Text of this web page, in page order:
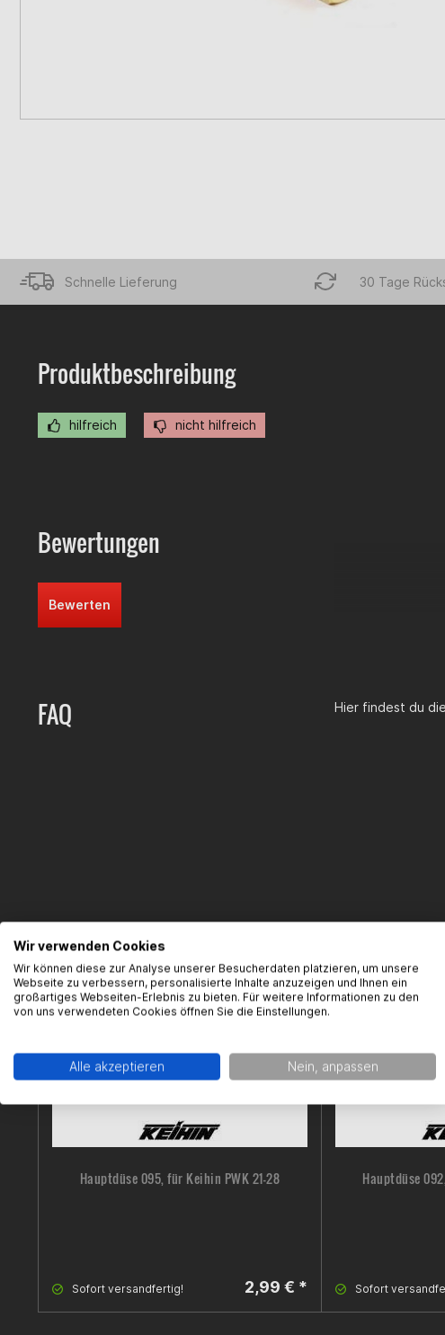
Schnelle Lieferung 30 Tage
Produktbeschreibung
hilfreich nicht hilfreich
Bewertungen
Bewerten
FAQ Hier findest du
Hauptdüse 095, für Keihin PWK 21-28
Sofort versandfertig! 2,99 € *
Hauptdüse
Sofort
Wir verwenden Cookies
Wir können diese zur Analyse unserer Besucherdaten platzieren, um unsere
Webseite zu verbessern, personalisierte Inhalte anzuzeigen und Ihnen ein
großartiges Webseiten-Erlebnis zu bieten. Für weitere Informationen zu den
von uns verwendeten Cookies öffnen Sie die Einstellungen.
Alle akzeptieren Nein, anpassen